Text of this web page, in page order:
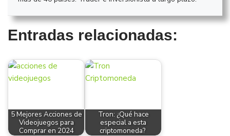
Entradas relacionadas:
5 Mejores Acciones de
Videojuegos para
Comprar en 2024
Tron: ¿Qué hace
especial a esta
criptomoneda?